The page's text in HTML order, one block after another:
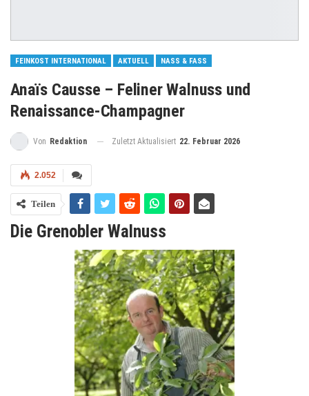
FEINKOST INTERNATIONAL AKTUELL NASS & FASS
Anaïs Causse – Feliner Walnuss und
Renaissance-Champagner
Von Redaktion Zuletzt Aktualisiert 22. Februar 2026
2.052
Teilen
Die Grenobler Walnuss